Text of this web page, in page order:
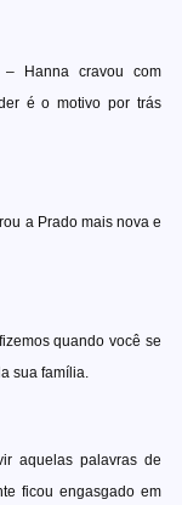
Hanna cravou com
é o motivo por trás
a Prado mais nova e
quando você se
sua família.
aquelas palavras de
ficou engasgado em